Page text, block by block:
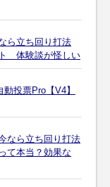
ら立ち回り打法
体験談が怪しい
投票Pro【V4】
なら立ち回り打法
て本当？効果な